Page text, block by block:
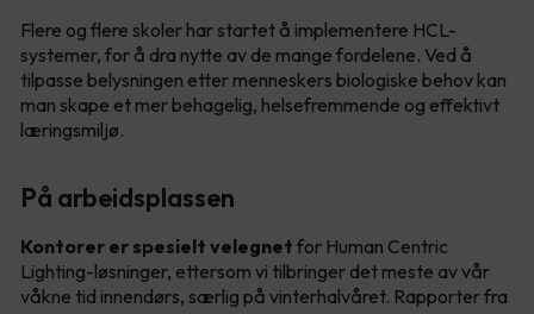
Flere og flere skoler har startet å implementere HCL-
systemer, for å dra nytte av de mange fordelene. Ved å
tilpasse belysningen etter menneskers biologiske behov kan
man skape et mer behagelig, helsefremmende og effektivt
læringsmiljø.
På arbeidsplassen
Kontorer er spesielt velegnet for Human Centric
Lighting-løsninger, ettersom vi tilbringer det meste av vår
våkne tid innendørs, særlig på vinterhalvåret. Rapporter fra